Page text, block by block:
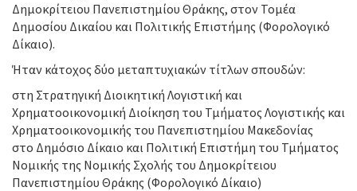
Δημοκρίτειου Πανεπιστημίου Θράκης, στον Τομέα
Δημοσίου Δικαίου και Πολιτικής Επιστήμης (Φορολογικό
Δίκαιο).
Ήταν κάτοχος δύο μεταπτυχιακών τίτλων σπουδών:
στη Στρατηγική Διοικητική Λογιστική και
Χρηματοοικονομική Διοίκηση του Τμήματος Λογιστικής και
Χρηματοοικονομικής του Πανεπιστημίου Μακεδονίας
στο Δημόσιο Δίκαιο και Πολιτική Επιστήμη του Τμήματος
Νομικής της Νομικής Σχολής του Δημοκρίτειου
Πανεπιστημίου Θράκης (Φορολογικό Δίκαιο)